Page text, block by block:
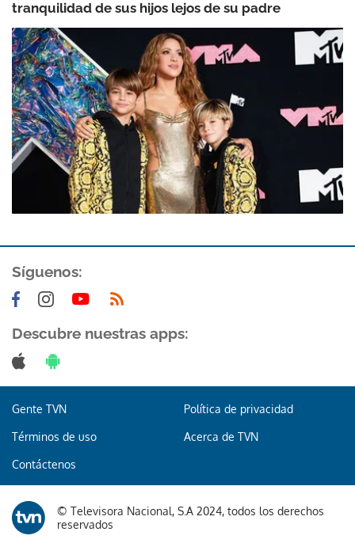
tranquilidad de sus hijos lejos de su padre
Síguenos:
Descubre nuestras apps:
Gente TVN Política de privacidad
Términos de uso Acerca de TVN
Contáctenos
© Televisora Nacional, S.A 2024, todos los derechos
reservados